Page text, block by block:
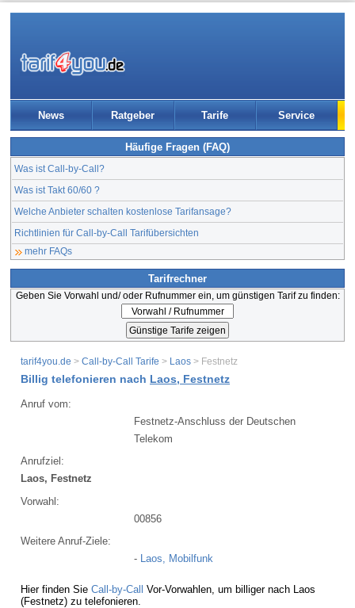
News Ratgeber Tarife Service
Häufige Fragen (FAQ)
Was ist Call-by-Call?
Was ist Takt 60/60 ?
Welche Anbieter schalten kostenlose Tarifansage?
Richtlinien für Call-by-Call Tarifübersichten
mehr FAQs
Tarifrechner
Geben Sie Vorwahl und/ oder Rufnummer ein, um günstigen Tarif zu finden:
tarif4you.de > Call-by-Call Tarife > Laos > Festnetz
Billig telefonieren nach Laos, Festnetz
Anruf vom:
Festnetz-Anschluss der Deutschen
Telekom
Anrufziel:
Laos, Festnetz
Vorwahl:
00856
Weitere Anruf-Ziele:
- Laos, Mobilfunk
Hier finden Sie Call-by-Call Vor-Vorwahlen, um billiger nach Laos
(Festnetz) zu telefonieren.